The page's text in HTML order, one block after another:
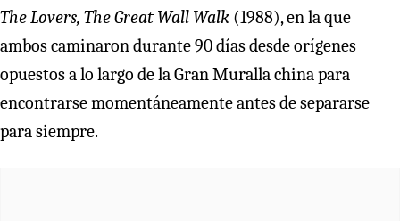
The Lovers, The Great Wall Walk (1988), en la que
ambos caminaron durante 90 días desde orígenes
opuestos a lo largo de la Gran Muralla china para
encontrarse momentáneamente antes de separarse
para siempre.